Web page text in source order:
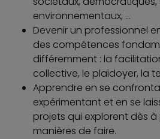
environnementaux, …
Devenir un professionnel
des compétences
différemment : la
collective, le plaidoyer, la
Apprendre en se
expérimentant et en se
projets qui explorent dès
manières de faire.